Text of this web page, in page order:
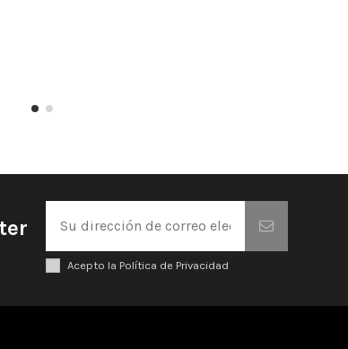
Acepto la Política de Privacidad